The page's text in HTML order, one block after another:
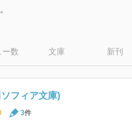
ー数 文庫 新刊
フィア文庫)
3件